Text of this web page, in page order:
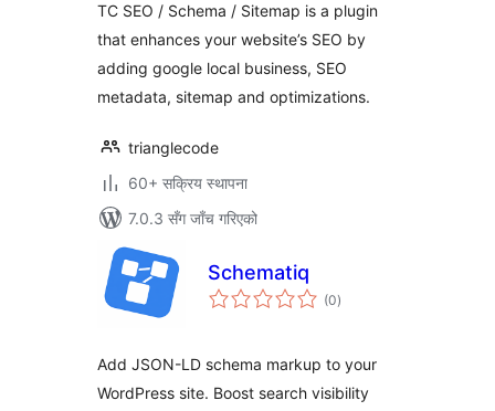
TC SEO / Schema / Sitemap is a plugin
that enhances your website’s SEO by
adding google local business, SEO
metadata, sitemap and optimizations.
trianglecode
60+ सक्रिय स्थापना
7.0.3 सँग जाँच गरिएको
Schematiq
(0कुल
रेटिङ्गहरू
)
Add JSON-LD schema markup to your
WordPress site. Boost search visibility